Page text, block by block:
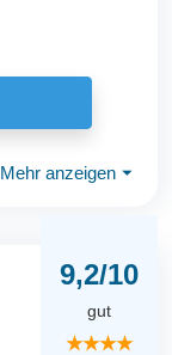
Mehr anzeigen ⏷
9,2/10
gut
★★★★